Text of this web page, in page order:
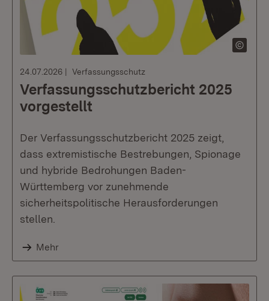
24.07.2026 Verfassungsschutz
Verfassungsschutzbericht 2025
vorgestellt
Der Verfassungsschutzbericht 2025 zeigt,
dass extremistische Bestrebungen, Spionage
und hybride Bedrohungen Baden-
Württemberg vor zunehmende
sicherheitspolitische Herausforderungen
stellen.
Mehr